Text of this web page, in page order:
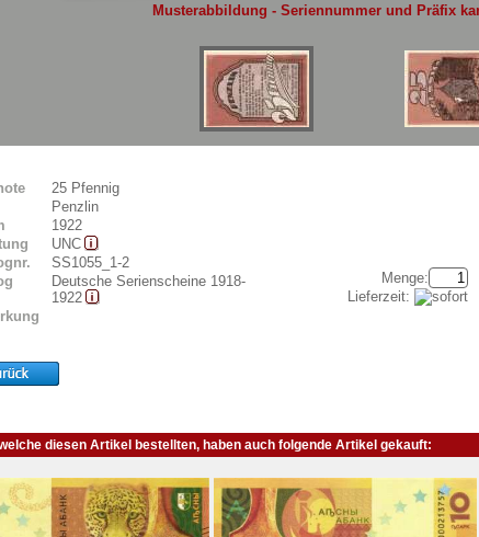
Musterabbildung - Seriennummer und Präfix
25 Pfennig
Penzlin
1922
UNC
SS1055_1-2
Deutsche Serienscheine 1918-
1922
Menge:
Lieferzeit:
diesen Artikel bestellten, haben auch folgende Artikel gekauft: